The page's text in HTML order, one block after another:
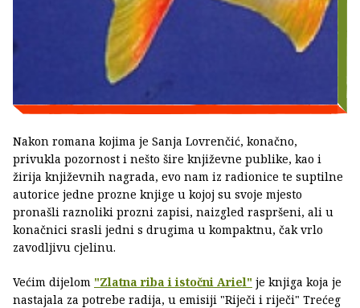
Nakon romana kojima je Sanja Lovrenčić, konačno,
privukla pozornost i nešto šire književne publike, kao i
žirija književnih nagrada, evo nam iz radionice te suptilne
autorice jedne prozne knjige u kojoj su svoje mjesto
pronašli raznoliki prozni zapisi, naizgled raspršeni, ali u
konačnici srasli jedni s drugima u kompaktnu, čak vrlo
zavodljivu cjelinu.
Većim dijelom "Zlatna riba i istočni Ariel" je knjiga koja je
nastajala za potrebe radija, u emisiji "Riječi i riječi" Trećeg